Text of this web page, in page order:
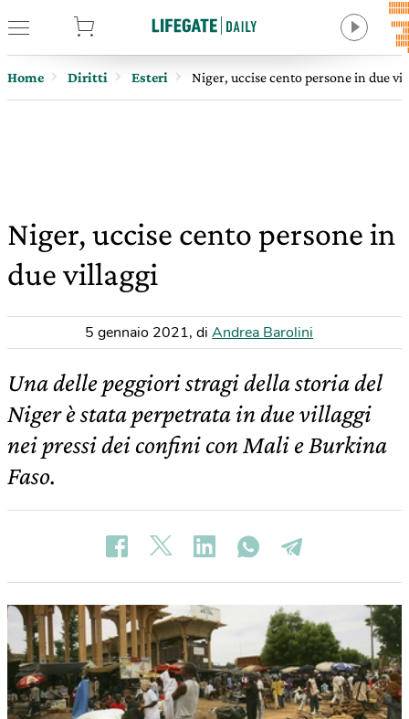
Home Diritti Esteri Niger, uccise cento persone in due
Niger, uccise cento persone in
due villaggi
5 gennaio 2021, di Andrea Barolini
Una delle peggiori stragi della storia del
Niger è stata perpetrata in due villaggi
nei pressi dei confini con Mali e Burkina
Faso.